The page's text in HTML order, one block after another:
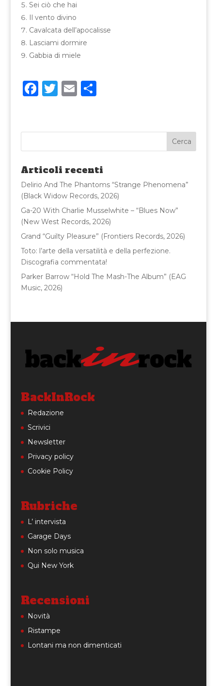
Sei ciò che hai
Il vento divino
Cavalcata dell’apocalisse
Lasciami dormire
Gabbia di miele
F
e
b
o
o
k
T
te
r
E
l
C
di
vi
di
Articoli recenti
Delirio And The Phantoms “Strange Phenomena”
(Black Widow Records, 2026)
Ga-20 With Charlie Musselwhite – “Blues Now”
(New West Records, 2026)
Grand “Guilty Pleasure” (Frontiers Records, 2026)
Toto: l’arte della versatilità e della perfezione.
Discografia commentata!
Parker Barrow “Hold The Mash-The Album” (EAG
Music, 2026)
BackInRock
Redazione
Scrivici
Newsletter
Privacy policy
Cookie Policy
Rubriche
L’ intervista
Garage Days
Non solo musica
Qui New York
Recensioni
Novità
Ristampe
Lontani ma non dimenticati